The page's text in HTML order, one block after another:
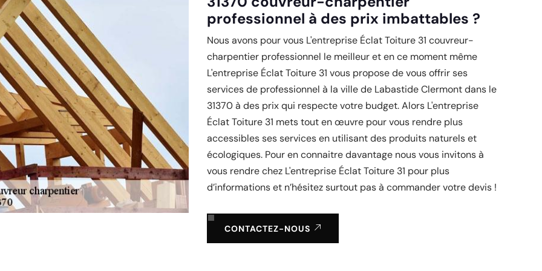
professionnel à des prix imbattables ?
Nous avons pour vous L'entreprise Éclat Toiture 31 couvreur-
charpentier professionnel le meilleur et en ce moment même
L'entreprise Éclat Toiture 31 vous propose de vous offrir ses
services de professionnel à la ville de Labastide Clermont dans le
31370 à des prix qui respecte votre budget. Alors L'entreprise
Éclat Toiture 31 mets tout en œuvre pour vous rendre plus
accessibles ses services en utilisant des produits naturels et
écologiques. Pour en connaitre davantage nous vous invitons à
vous rendre chez L'entreprise Éclat Toiture 31 pour plus
d’informations et n’hésitez surtout pas à commander votre devis !
CONTACTEZ-NOUS